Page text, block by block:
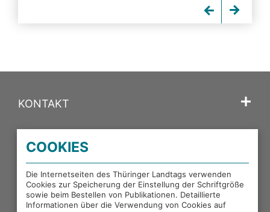
KONTAKT
PORTALE DES THÜRINGER LANDTAGS
EXTERNE LINKS
COOKIES
Die Internetseiten des Thüringer Landtags verwenden
Cookies zur Speicherung der Einstellung der Schriftgröße
sowie beim Bestellen von Publikationen. Detaillierte
Informationen über die Verwendung von Cookies auf